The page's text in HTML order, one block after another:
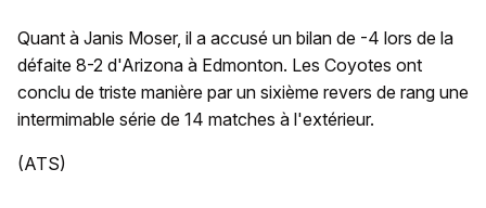
Quant à Janis Moser, il a accusé un bilan de -4 lors de la
défaite 8-2 d'Arizona à Edmonton. Les Coyotes ont
conclu de triste manière par un sixième revers de rang une
intermimable série de 14 matches à l'extérieur.
(ATS)